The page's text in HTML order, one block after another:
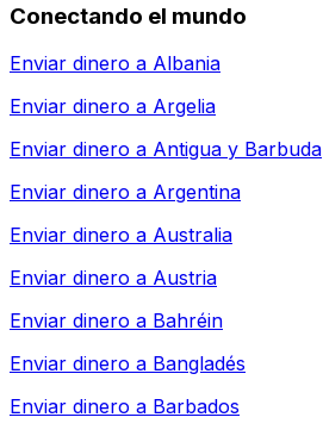
Conectando el mundo
Enviar dinero a Albania
Enviar dinero a Argelia
Enviar dinero a Antigua y Barbuda
Enviar dinero a Argentina
Enviar dinero a Australia
Enviar dinero a Austria
Enviar dinero a Bahréin
Enviar dinero a Bangladés
Enviar dinero a Barbados